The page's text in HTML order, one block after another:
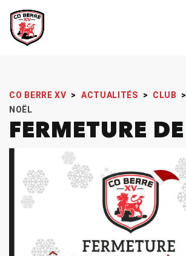
CO BERRE XV > ACTUALITÉS > CLUB >
NOËL
FERMETURE DE